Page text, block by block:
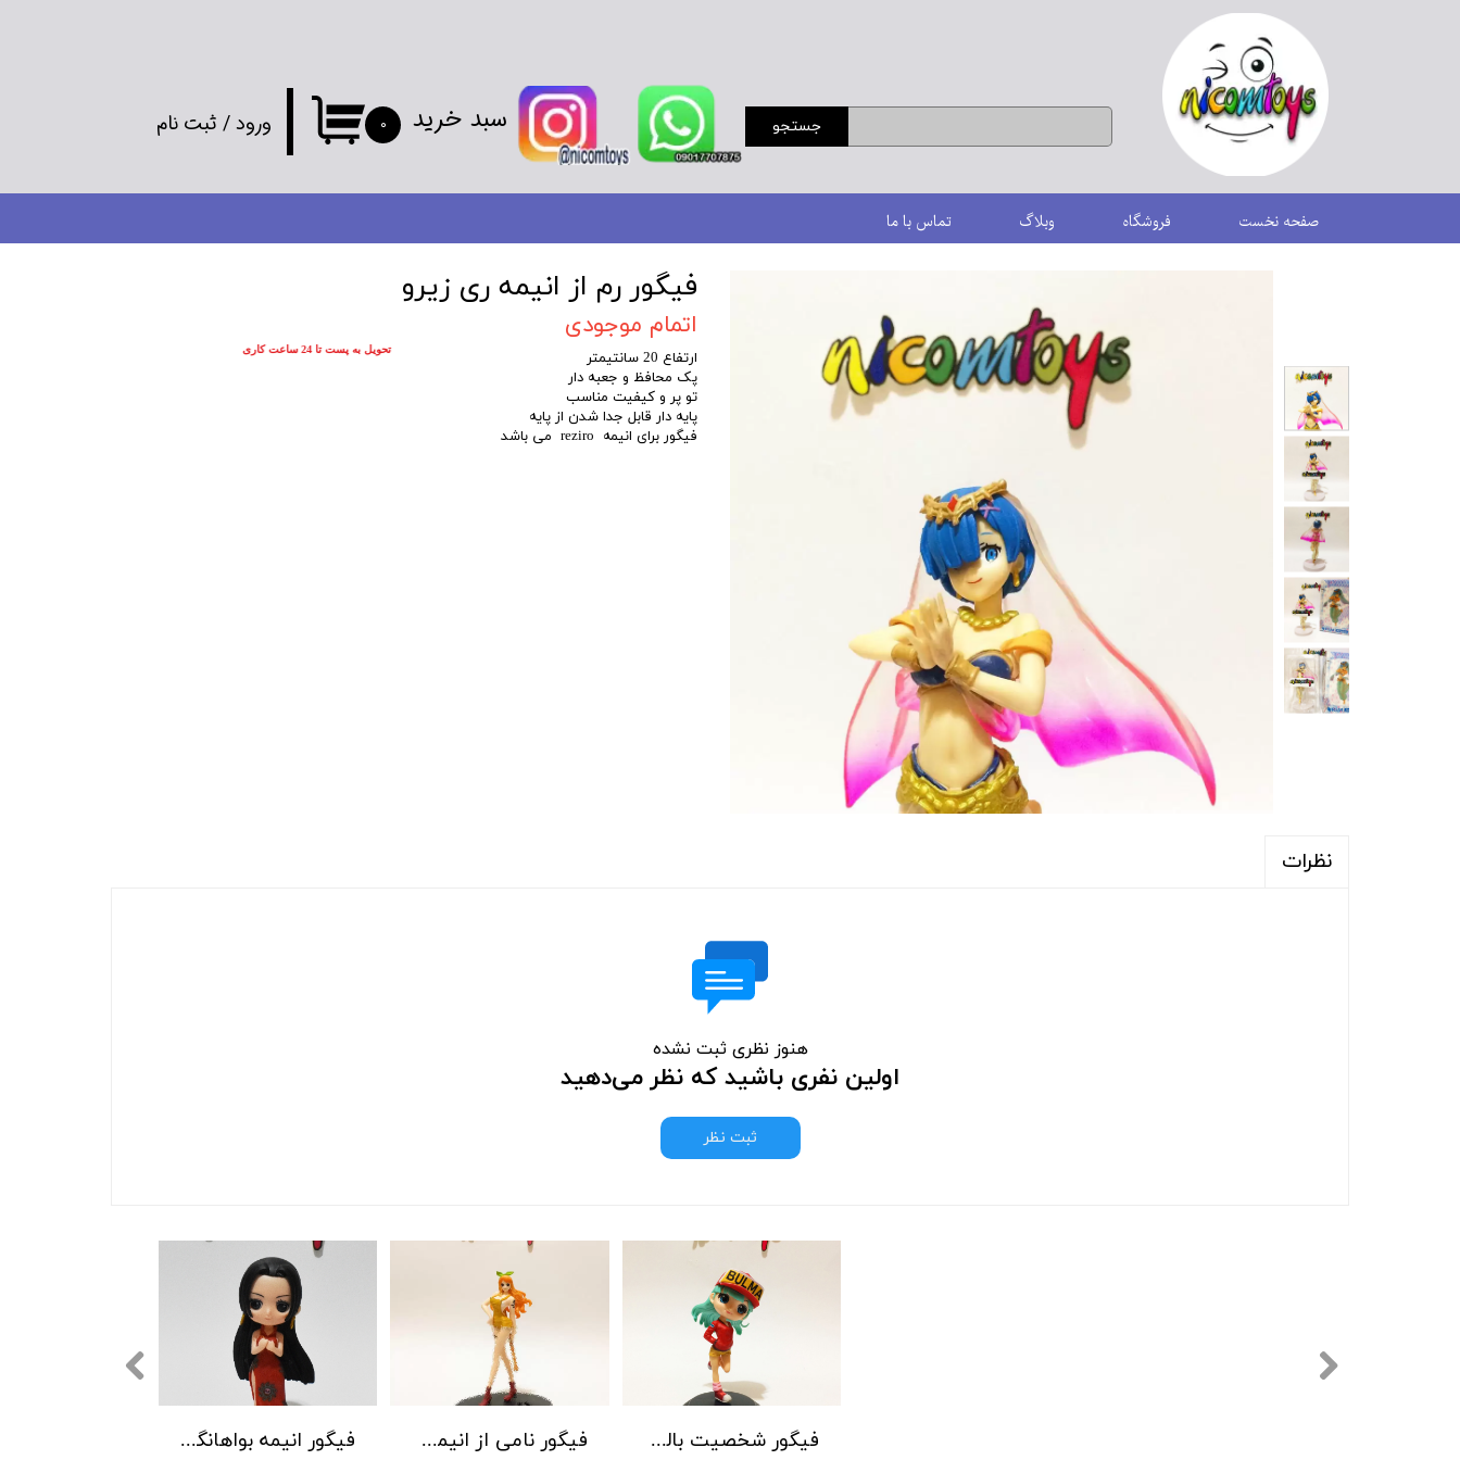
ورود/ ثبت نام جستجو ۰ سبد خرید
صفحه نخست فروشگاه وبلاگ تماس با ما
فیگور رم از انیمه ری زیرو
اتمام موجودی
ارتفاع 20 سانتیمتر
پک محافظ و جعبه دار
تو پر و کیفیت مناسب
پایه دار قابل جدا شدن از پایه
فیگور برای انیمه reziro می باشد
نظرات
هنوز نظری ثبت نشده
اولین نفری باشید که نظر می‌دهید
ثبت نظر
فیگور انیمه بواهانگوک فیگور نامی از انیمه وان پیس فیگور شخصیت بالما انیمه دراگون بال
تحویل به پست تا 24 ساعت کاری